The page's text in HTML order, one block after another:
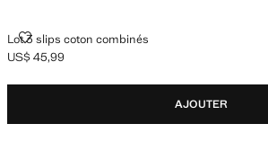
Lot 3 slips coton combinés
LOT 3 SLIPS COTON COMBINÉS
Prix actuel [US$ 45,99 ]
US$ 45,99
AJOUTER